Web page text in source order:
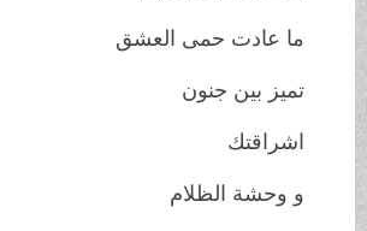
ما عادت حمى العشق
تميز بين جنون
اشراقتك
و وحشة الظلام